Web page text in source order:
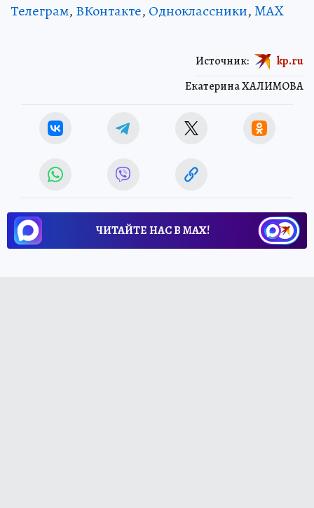
Телеграм, ВКонтакте, Одноклассники,MAX
Екатерина ХАЛИМОВА
Источник: kp.ru
ЧИТАЙТЕ НАС В МАХ!